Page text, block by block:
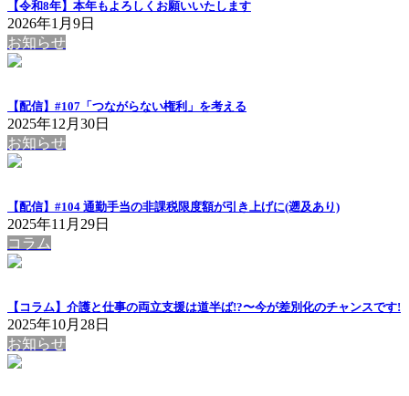
【令和8年】本年もよろしくお願いいたします
2026年1月9日
お知らせ
【配信】#107「つながらない権利」を考える
2025年12月30日
お知らせ
【配信】#104 通勤手当の非課税限度額が引き上げに(遡及あり)
2025年11月29日
コラム
【コラム】介護と仕事の両立支援は道半ば!?〜今が差別化のチャンスです!
2025年10月28日
お知らせ